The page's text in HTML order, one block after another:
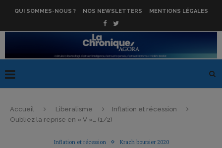
QUI SOMMES-NOUS ? NOS NEWSLETTERS MENTIONS LÉGALES
Accueil Liberalisme
Inflation et récession
Oubliez la reprise en « V »… (1/2)
Inflation et récession Krach boursier 2020